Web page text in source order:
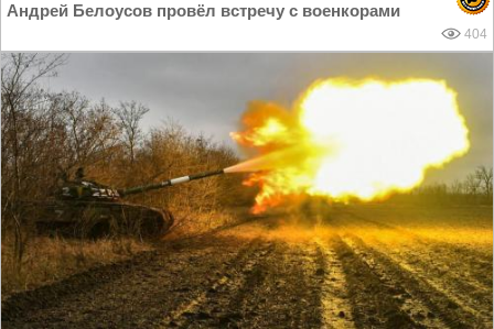
Андрей Белоусов провёл встречу с военкорами
404